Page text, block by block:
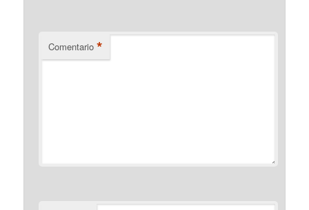
Comentario *